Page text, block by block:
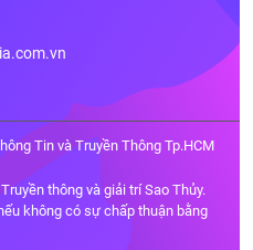
Tin và Truyền Thông Tp.HCM
thông và giải trí Sao Thủy.
không có sự chấp thuận bằng